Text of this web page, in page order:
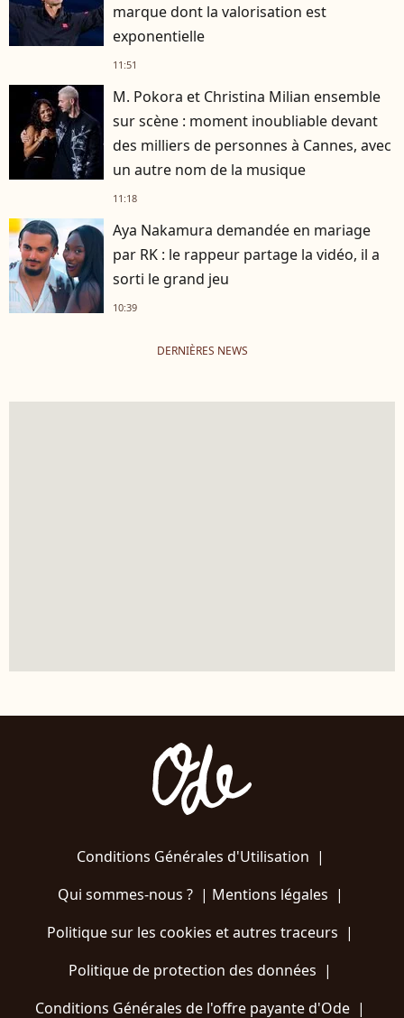
marque dont la valorisation est
exponentielle
11:51
M. Pokora et Christina Milian ensemble
sur scène : moment inoubliable devant
des milliers de personnes à Cannes, avec
un autre nom de la musique
11:18
Aya Nakamura demandée en mariage
par RK : le rappeur partage la vidéo, il a
sorti le grand jeu
10:39
DERNIÈRES NEWS
Conditions Générales d'Utilisation |
Qui sommes-nous ?| Mentions légales |
Politique sur les cookies et autres traceurs |
Politique de protection des données |
Conditions Générales de l'offre payante d'Ode |